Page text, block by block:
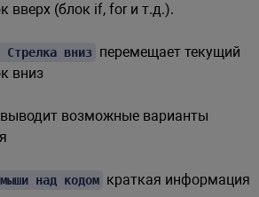
вверх (блок if, for и т.д.).
вниз перемещает текущий
вниз
выводит возможные варианты
над кодом краткая информация